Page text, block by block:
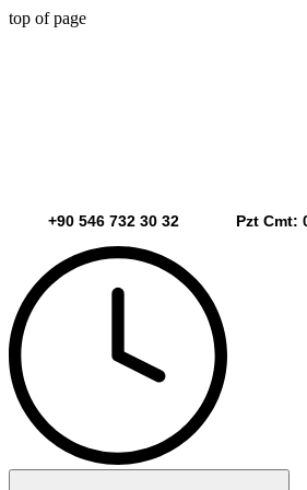
top of page
+90 546 732 30 32 Pzt Cmt: